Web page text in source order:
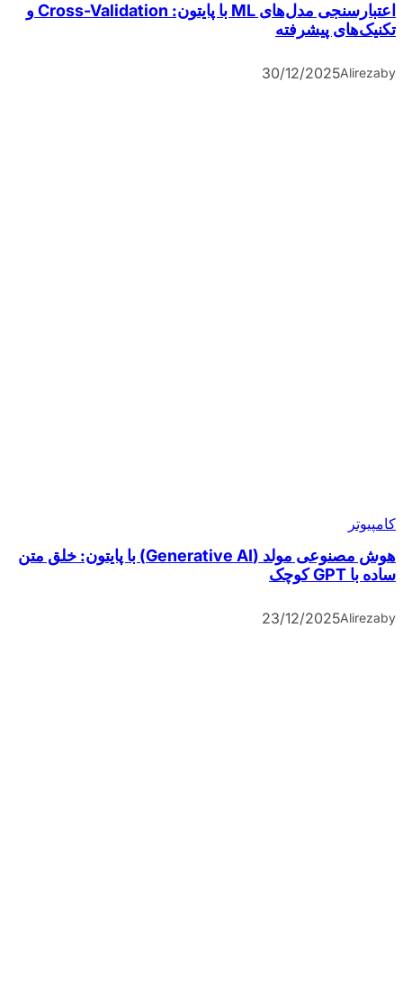
اعتبارسنجی مدل‌های ML با پایتون: Cross-Validation و
تکنیک‌های پیشرفته
by
Alireza
30/12/2025
کامپیوتر
هوش مصنوعی مولد (Generative AI) با پایتون: خلق متن
ساده با GPT کوچک
by
Alireza
23/12/2025